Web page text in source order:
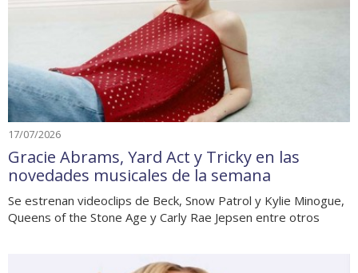
17/07/2026
Gracie Abrams, Yard Act y Tricky en las
novedades musicales de la semana
Se estrenan videoclips de Beck, Snow Patrol y Kylie Minogue,
Queens of the Stone Age y Carly Rae Jepsen entre otros